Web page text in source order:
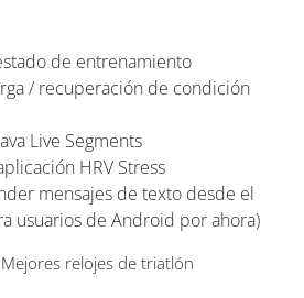
de entrenamiento
/ recuperación de condición
Live Segments
HRV Stress
mensajes de texto desde el
usuarios de Android por ahora)
relojes de triatlón